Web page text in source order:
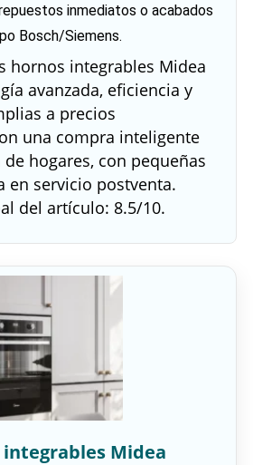
inmediatos o acabados
Bosch/Siemens.
hornos integrables Midea
avanzada, eficiencia y
a precios
una compra inteligente
hogares, con pequeñas
en servicio postventa.
del artículo: 8.5/10.
integrables Midea